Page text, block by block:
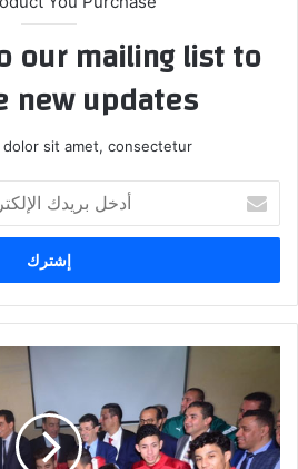
our mailing list to
new updates!
dolor sit amet, consectetur.
بريدك
الإلكتروني